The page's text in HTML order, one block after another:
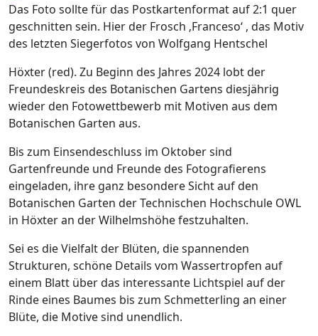
Das Foto sollte für das Postkartenformat auf 2:1 quer
geschnitten sein. Hier der Frosch ‚Franceso‘ , das Motiv
des letzten Siegerfotos von Wolfgang Hentschel
Höxter (red). Zu Beginn des Jahres 2024 lobt der
Freundeskreis des Botanischen Gartens diesjährig
wieder den Fotowettbewerb mit Motiven aus dem
Botanischen Garten aus.
Bis zum Einsendeschluss im Oktober sind
Gartenfreunde und Freunde des Fotografierens
eingeladen, ihre ganz besondere Sicht auf den
Botanischen Garten der Technischen Hochschule OWL
in Höxter an der Wilhelmshöhe festzuhalten.
Sei es die Vielfalt der Blüten, die spannenden
Strukturen, schöne Details vom Wassertropfen auf
einem Blatt über das interessante Lichtspiel auf der
Rinde eines Baumes bis zum Schmetterling an einer
Blüte, die Motive sind unendlich.